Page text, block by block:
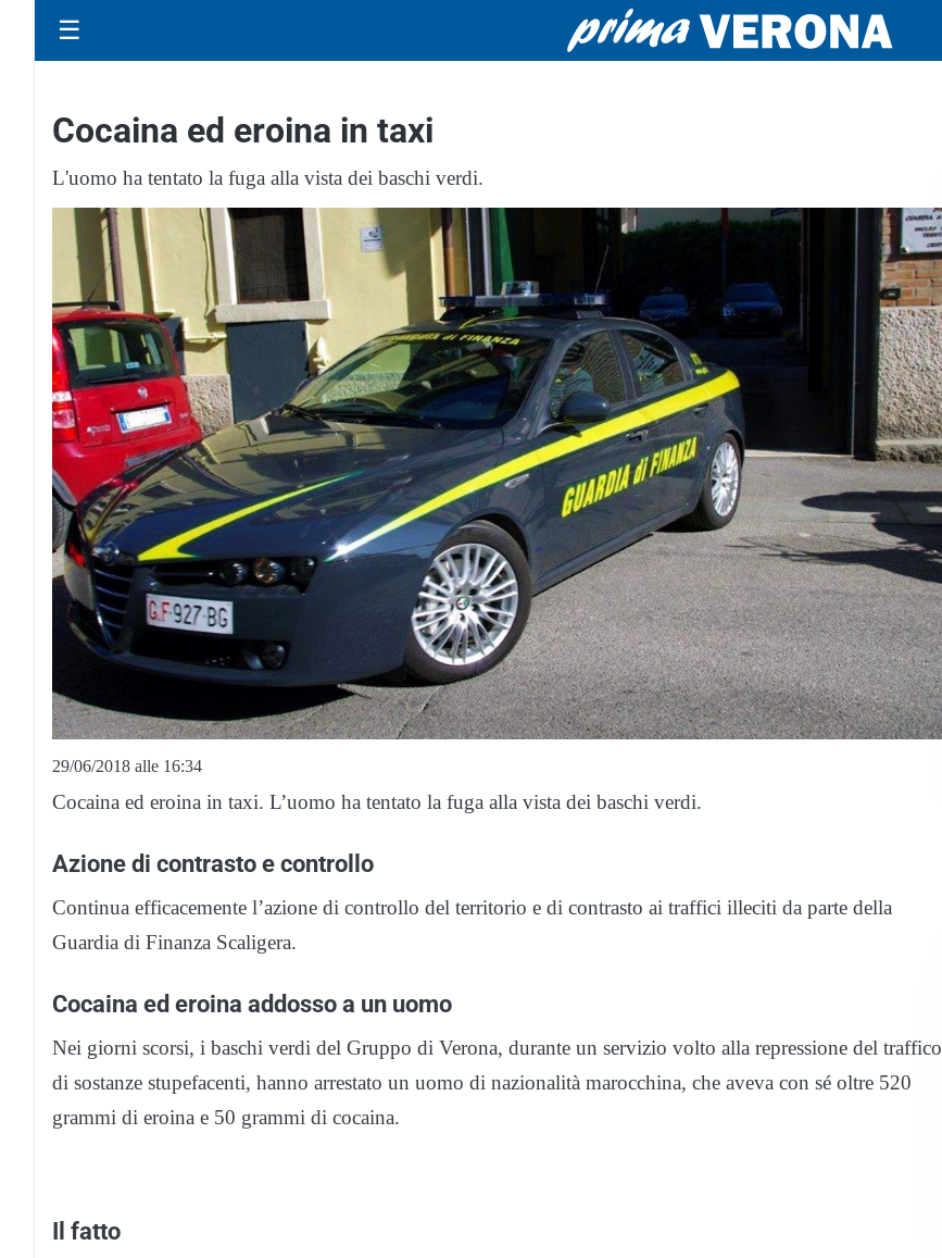
☰
Cocaina ed eroina in taxi
L'uomo ha tentato la fuga alla vista dei baschi verdi.
29/06/2018 alle 16:34
Cocaina ed eroina in taxi. L’uomo ha tentato la fuga alla vista dei baschi verdi.
Azione di contrasto e controllo
Continua efficacemente l’azione di controllo del territorio e di contrasto ai traffici illeciti da parte della
Guardia di Finanza Scaligera.
Cocaina ed eroina addosso a un uomo
Nei giorni scorsi, i baschi verdi del Gruppo di Verona, durante un servizio volto alla repressione del traffico
di sostanze stupefacenti, hanno arrestato un uomo di nazionalità marocchina, che aveva con sé oltre 520
grammi di eroina e 50 grammi di cocaina.
Il fatto